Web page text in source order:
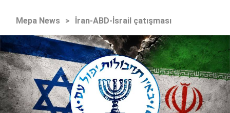
Mepa News > İran-ABD-İsrail çatışması